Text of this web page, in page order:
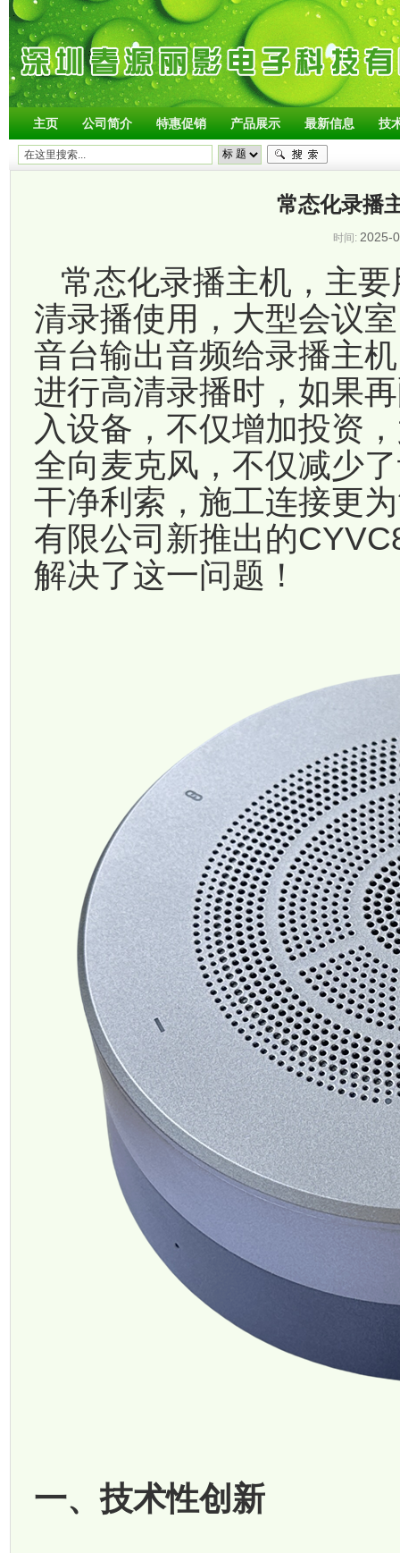
主页 公司简介 特惠促销 产品展示 最新信息 技
常态化录播
时间: 2025-
常态化录播主机，主
清录播使用，大型会议
音台输出音频给录播主
进行高清录播时，如果
入设备，不仅增加投资
全向麦克风，不仅减少
干净利索，施工连接更
有限公司新推出的
解决了这一问题！
一、技术性创新